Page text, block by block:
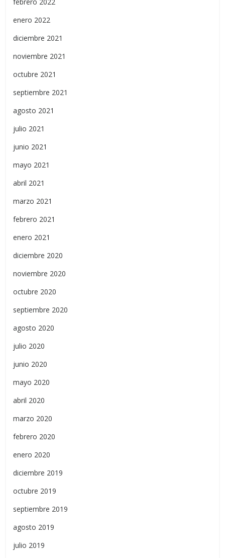
enero 2022
diciembre 2021
noviembre 2021
octubre 2021
septiembre 2021
agosto 2021
julio 2021
junio 2021
mayo 2021
abril 2021
marzo 2021
febrero 2021
enero 2021
diciembre 2020
noviembre 2020
octubre 2020
septiembre 2020
agosto 2020
julio 2020
junio 2020
mayo 2020
abril 2020
marzo 2020
febrero 2020
enero 2020
diciembre 2019
octubre 2019
septiembre 2019
agosto 2019
julio 2019